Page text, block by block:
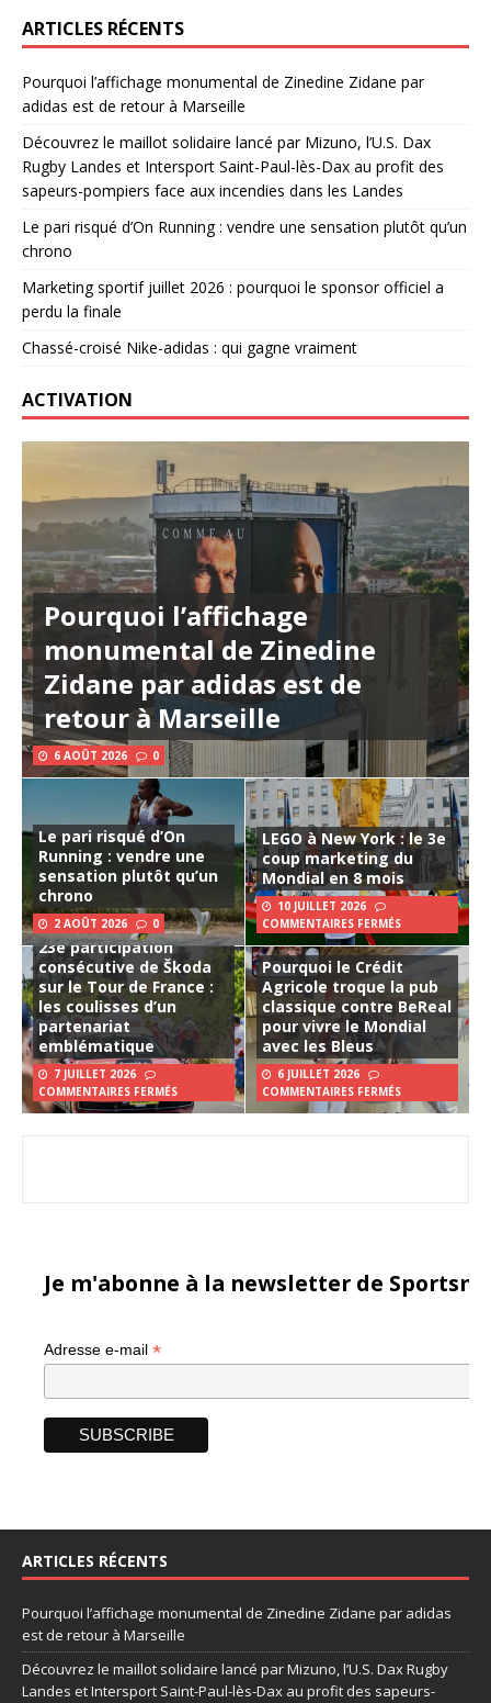
ARTICLES RÉCENTS
Pourquoi l’affichage monumental de Zinedine Zidane par
adidas est de retour à Marseille
Découvrez le maillot solidaire lancé par Mizuno, l’U.S. Dax
Rugby Landes et Intersport Saint-Paul-lès-Dax au profit des
sapeurs-pompiers face aux incendies dans les Landes
Le pari risqué d’On Running : vendre une sensation plutôt qu’un
chrono
Marketing sportif juillet 2026 : pourquoi le sponsor officiel a
perdu la finale
Chassé-croisé Nike-adidas : qui gagne vraiment
ACTIVATION
Pourquoi l’affichage
monumental de Zinedine
Zidane par adidas est de
retour à Marseille
6 AOÛT 2026 0
Le pari risqué d’On
Running : vendre une
sensation plutôt qu’un
chrono
2 AOÛT 2026 0
LEGO à New York : le 3e
coup marketing du
Mondial en 8 mois
10 JUILLET 2026
COMMENTAIRES FERMÉS
23e participation
consécutive de Škoda
sur le Tour de France :
les coulisses d’un
partenariat
emblématique
7 JUILLET 2026
COMMENTAIRES FERMÉS
Pourquoi le Crédit
Agricole troque la pub
classique contre BeReal
pour vivre le Mondial
avec les Bleus
6 JUILLET 2026
COMMENTAIRES FERMÉS
Je m'abonne à la newsletter de
Adresse e-mail *
ARTICLES RÉCENTS
Pourquoi l’affichage monumental de Zinedine Zidane par adidas
est de retour à Marseille
Découvrez le maillot solidaire lancé par Mizuno, l’U.S. Dax Rugby
Landes et Intersport Saint-Paul-lès-Dax au profit des sapeurs-